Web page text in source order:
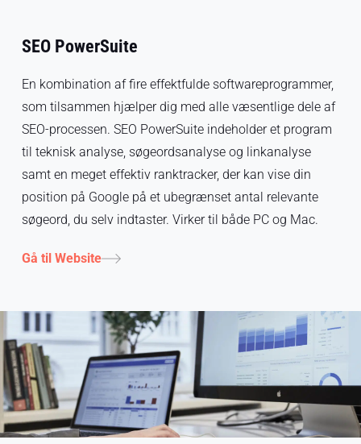
SEO PowerSuite
En kombination af fire effektfulde softwareprogrammer,
som tilsammen hjælper dig med alle væsentlige dele af
SEO-processen. SEO PowerSuite indeholder et program
til teknisk analyse, søgeordsanalyse og linkanalyse
samt en meget effektiv ranktracker, der kan vise din
position på Google på et ubegrænset antal relevante
søgeord, du selv indtaster. Virker til både PC og Mac.
Gå til Website